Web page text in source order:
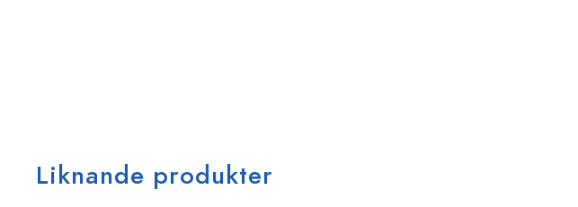
Liknande produkter